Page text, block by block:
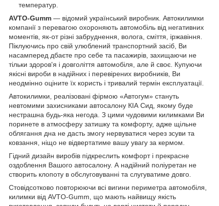
температур.
AVTO-Gumm — відомий український виробник. Автокилимки
компанії з перевагою охороняють автомобіль від негативних
моментів, як-от різні забруднення, волога, сміття, іржавіння.
Піклуючись про свій улюблений транспортний засіб, Ви
насамперед дбаєте про себе та пасажирів, захищаючи не
тільки здоров'я і довголіття автомобіля, але й своє. Купуючи
якісні вироби в надійних і перевірених виробників, Ви
неодмінно оціните їх користь і тривалий термін експлуатації.
Автокилимки, реалізовані фірмою «Автогум» стануть
невтомими захисниками автосалону КІА Сид, якому буде
нестрашна будь-яка негода. З цими чудовими килимками Ви
поринете в атмосферу затишку та комфорту, адже щільне
облягання дна не дасть змогу нервуватися через зсуви та
ковзання, ніщо не відвертатиме вашу увагу за кермом.
Гідний дизайн виробів підкреслить комфорт і прекрасне
оздоблення Вашого автосалону. А надійний поліуретан не
створить клопоту в обслуговуванні та слугуватиме довго.
Стовідсотково повторюючи всі вигини периметра автомобіля,
килимки від AVTO-Gumm, що мають найвищу якість